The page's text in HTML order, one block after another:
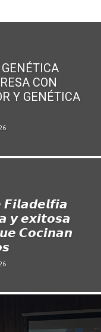
CON
Y GENÉTICA
𝙚𝙭𝙞𝙩𝙤𝙨𝙖
𝘾𝙤𝙘𝙞𝙣𝙖𝙣